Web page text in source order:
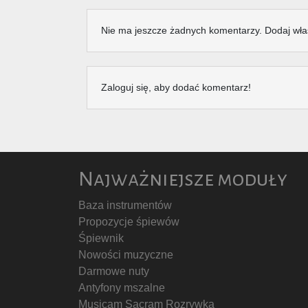
Nie ma jeszcze żadnych komentarzy. Dodaj
Zaloguj się, aby dodać komentarz!
Najważniejsze moduły
Baza instrumentów
Propozycje śpiewów
Śpiewnik
Nowości muzyczne
Darmowe nuty
Antyfony mszalne
Musicam Sacram Rozrywka